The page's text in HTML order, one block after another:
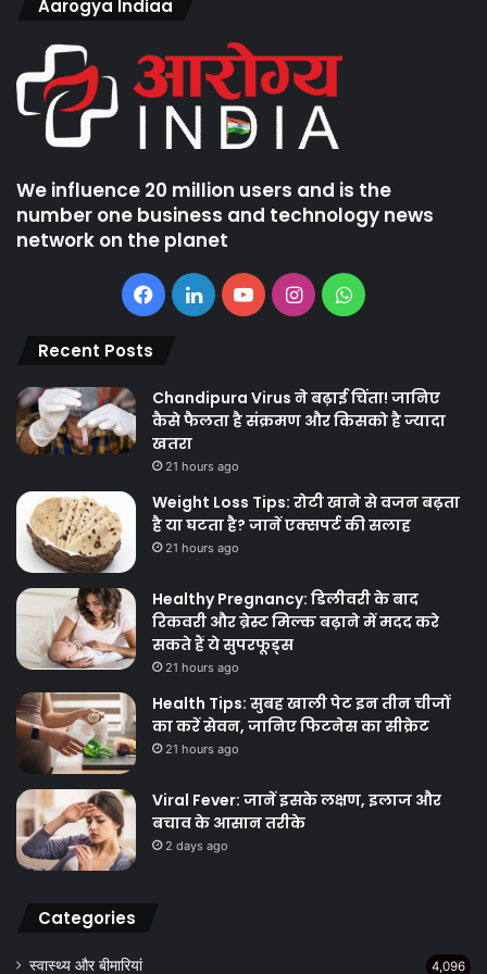
Aarogya Indiaa
We influence 20 million users and is the
number one business and technology news
network on the planet
Facebook
LinkedInYouTubeInstagramWhatsApp
Recent Posts
Chandipura Virus ने बढ़ाई चिंता! जानिए
कैसे फैलता है संक्रमण और किसको है ज्यादा
खतरा
21 hours ago
Weight Loss Tips: रोटी खाने से वजन बढ़ता
है या घटता है? जानें एक्सपर्ट की सलाह
21 hours ago
Healthy Pregnancy: डिलीवरी के बाद
रिकवरी और ब्रेस्ट मिल्क बढ़ाने में मदद करे
सकते हैं ये सुपरफूड्स
21 hours ago
Health Tips: सुबह खाली पेट इन तीन चीजों
का करें सेवन, जानिए फिटनेस का सीक्रेट
21 hours ago
Viral Fever: जानें इसके लक्षण, इलाज और
बचाव के आसान तरीके
2 days ago
Categories
स्वास्थ्य और बीमारियां 4,096